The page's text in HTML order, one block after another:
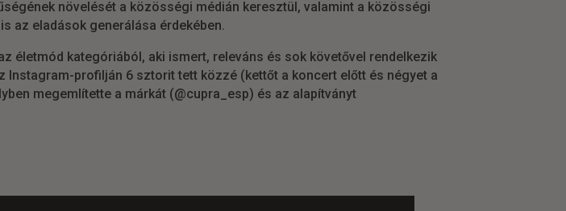
növelését a közösségi médián keresztül, valamint a közösségi
az eladások generálása érdekében.
életmód kategóriából, aki ismert, releváns és sok követővel rendelkezik
Instagram-profilján 6 sztorit tett közzé (kettőt a koncert előtt és négyet a
megemlítette a márkát (@cupra_esp) és az alapítványt